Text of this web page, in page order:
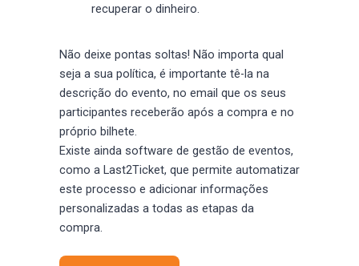
recuperar o dinheiro.
Não deixe pontas soltas! Não importa qual
seja a sua política, é importante tê-la na
descrição do evento, no email que os seus
participantes receberão após a compra e no
próprio bilhete.
Existe ainda software de gestão de eventos,
como a Last2Ticket, que permite automatizar
este processo e adicionar informações
personalizadas a todas as etapas da
compra.